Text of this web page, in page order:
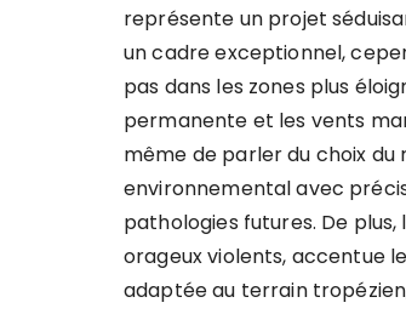
représente un projet
un cadre exceptionnel,
pas dans les zones plus
permanente et les vents
même de parler du choix
environnemental avec
pathologies futures. De
orageux violents, accentue
adaptée au terrain